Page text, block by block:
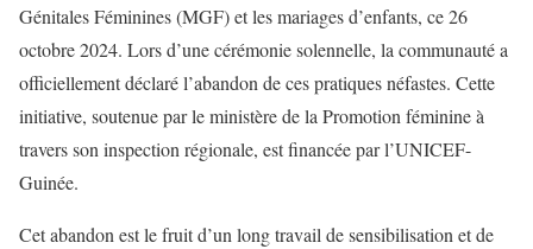
Génitales Féminines (MGF) et les mariages d’enfants, ce 26
octobre 2024. Lors d’une cérémonie solennelle, la communauté a
officiellement déclaré l’abandon de ces pratiques néfastes. Cette
initiative, soutenue par le ministère de la Promotion féminine à
travers son inspection régionale, est financée par l’UNICEF-
Guinée.
Cet abandon est le fruit d’un long travail de sensibilisation et de